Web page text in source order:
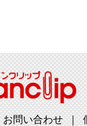
お問い合わせ